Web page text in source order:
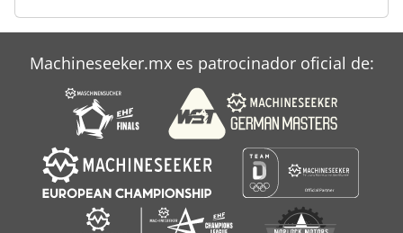
Para Trabajar La Madera
Wmw Bs 25
Machineseeker.mx es patrocinador oficial de: